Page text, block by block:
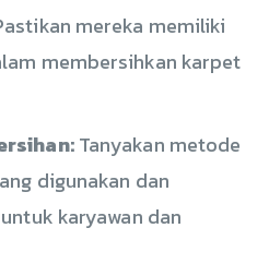
mereka memiliki
membersihkan karpet
Tanyakan metode
digunakan dan
karyawan dan